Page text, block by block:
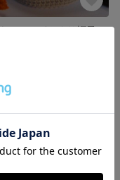
メリノウール どんぐり帽子 ベビー、子供用 秋冬ニット